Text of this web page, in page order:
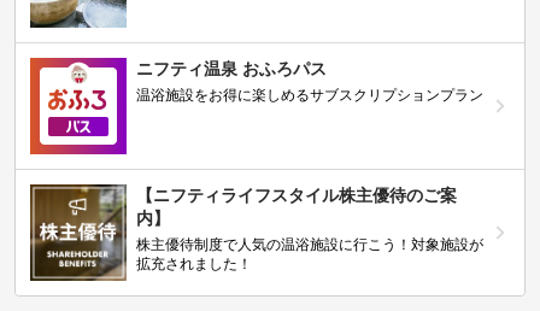
ニフティ温泉 おふろパス
温浴施設をお得に楽しめるサブスクリプションプラン
【ニフティライフスタイル株主優待のご案
内】
株主優待制度で人気の温浴施設に行こう！対象施設が
拡充されました！